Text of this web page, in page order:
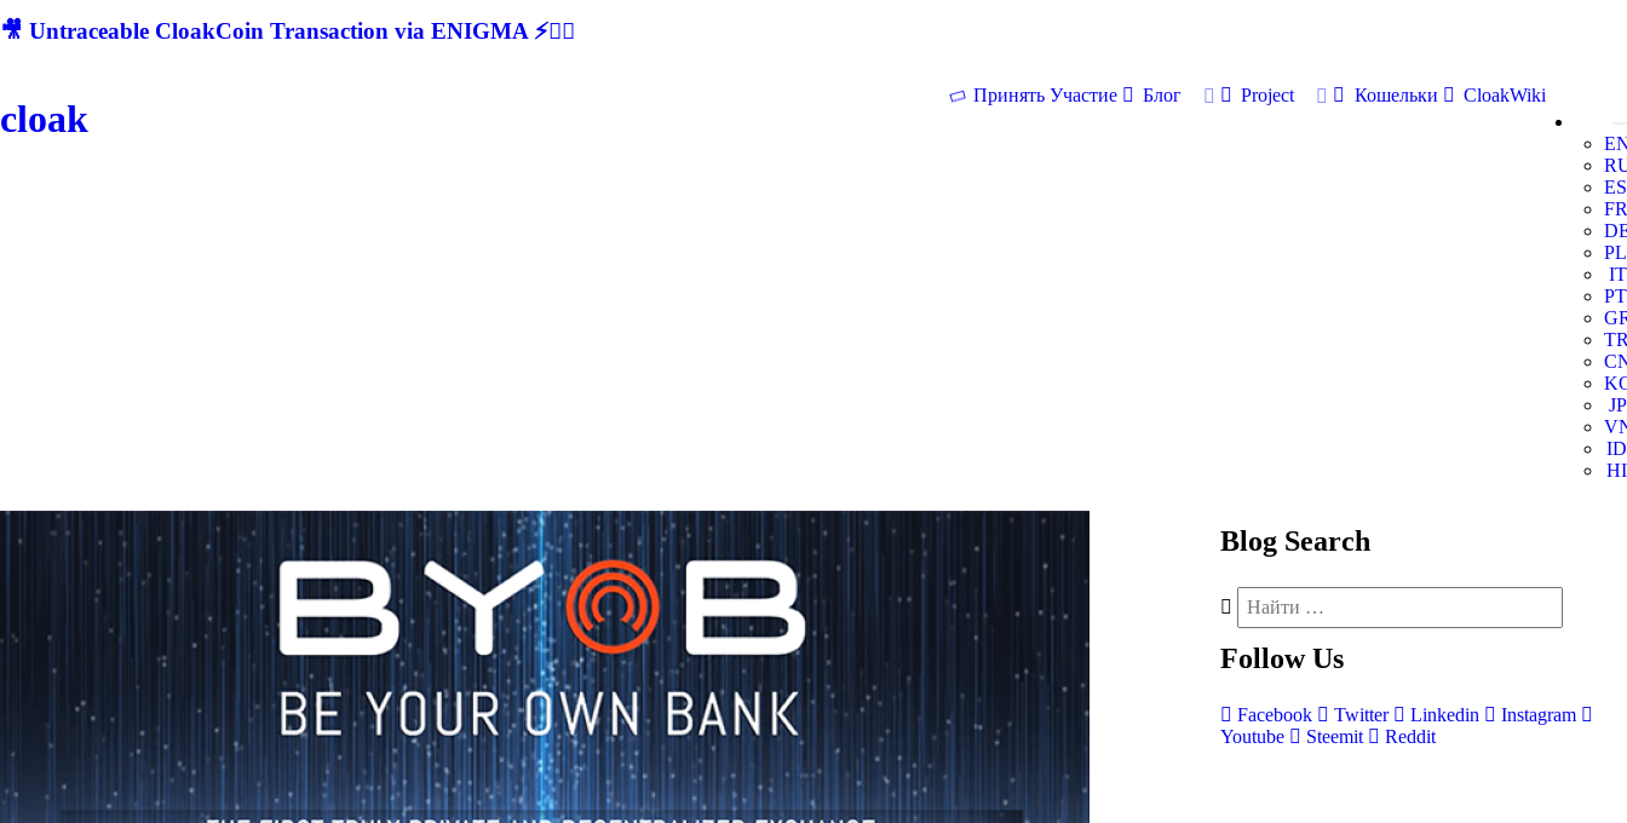
🎥 Untraceable CloakCoin Transaction via ENIGMA ⚡🕵‍♂
cloak
Принять Участие Блог Project Кошельки
CloakWiki
ES
FR
PL
IT
PT
JP
ID
HI
Blog Search
Follow Us
Facebook Twitter Linkedin
Instagram
Youtube
Steemit Reddit